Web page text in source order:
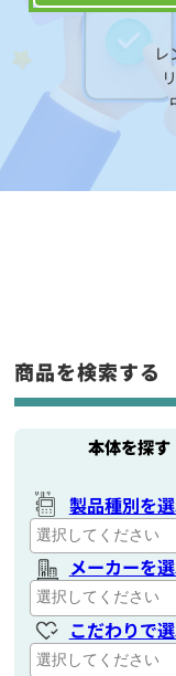
レ
商品を検索する
本体を探す
製品種別を
メーカーを
こだわりで